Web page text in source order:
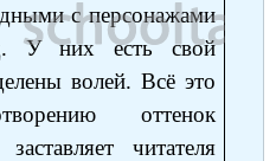
с персонажами
У них есть свой
волей. Всё это
оттенок
читателя